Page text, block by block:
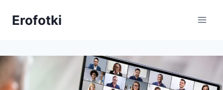
Erofotki